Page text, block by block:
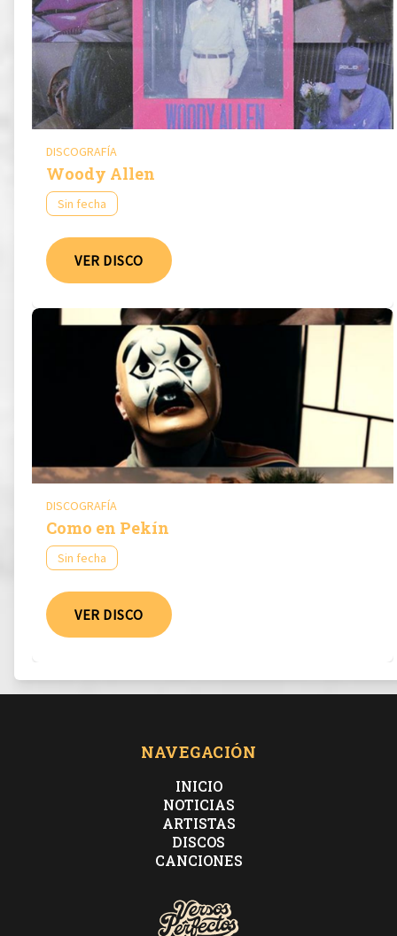
DISCOGRAFÍA
Woody Allen
Sin fecha
VER DISCO
DISCOGRAFÍA
Como en Pekín
Sin fecha
VER DISCO
NAVEGACIÓN
INICIO
NOTICIAS
ARTISTAS
DISCOS
CANCIONES